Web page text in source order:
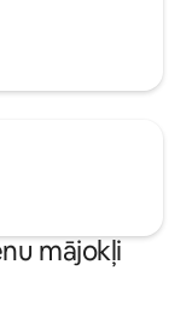
mājokļi